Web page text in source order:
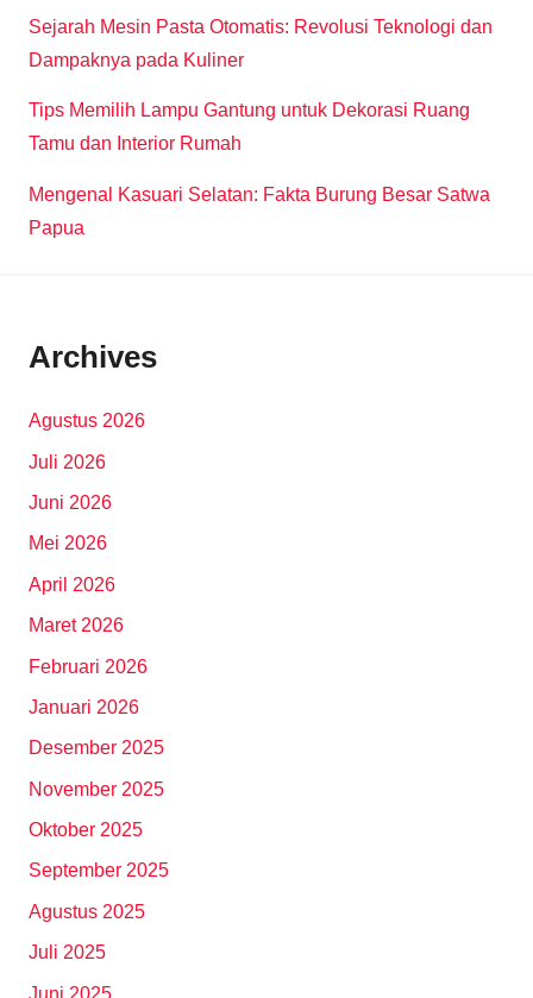
Sejarah Mesin Pasta Otomatis: Revolusi Teknologi dan
Dampaknya pada Kuliner
Tips Memilih Lampu Gantung untuk Dekorasi Ruang
Tamu dan Interior Rumah
Mengenal Kasuari Selatan: Fakta Burung Besar Satwa
Papua
Archives
Agustus 2026
Juli 2026
Juni 2026
Mei 2026
April 2026
Maret 2026
Februari 2026
Januari 2026
Desember 2025
November 2025
Oktober 2025
September 2025
Agustus 2025
Juli 2025
Juni 2025